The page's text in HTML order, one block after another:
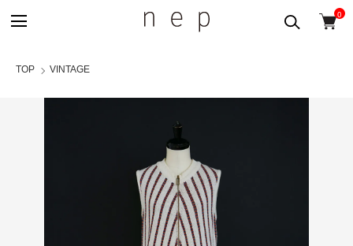
0
TOP VINTAGE